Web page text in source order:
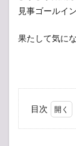
見事ゴールイ
果たして気に
目次